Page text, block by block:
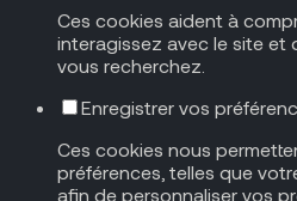
Ces cookies aident à
interagissez avec le site et
vous recherchez.
Enregistrer vos
Ces cookies nous
préférences, telles que
afin de personnaliser vos